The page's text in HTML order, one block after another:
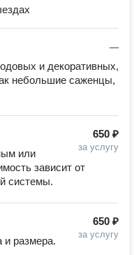
—
и декоративных,
небольшие саженцы,
650 ₽
за услугу
или
зависит от
системы.
650 ₽
за услугу
и размера.